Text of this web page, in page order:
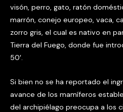
visón, perro, gato, ratón
marrón, conejo europeo, vaca,
zorro gris, el cual es nativo en
Tierra del Fuego, donde fue
50′.
Si bien no se ha reportado el
avance de los mamíferos
del archipiélago preocupa a los